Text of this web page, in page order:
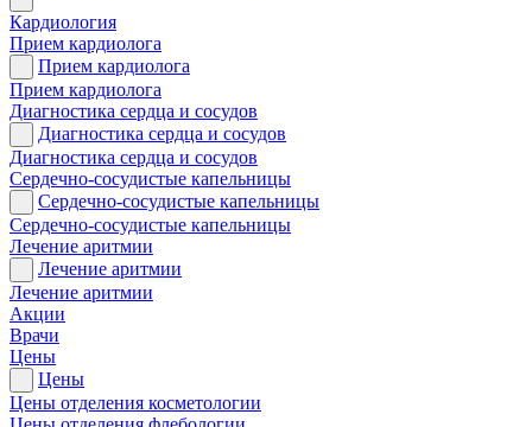
Кардиология
Прием кардиолога
Прием кардиолога
Прием кардиолога
Диагностика сердца и сосудов
Диагностика сердца и сосудов
Диагностика сердца и сосудов
Сердечно-сосудистые капельницы
Сердечно-сосудистые капельницы
Сердечно-сосудистые капельницы
Лечение аритмии
Лечение аритмии
Лечение аритмии
Акции
Врачи
Цены
Цены
Цены отделения косметологии